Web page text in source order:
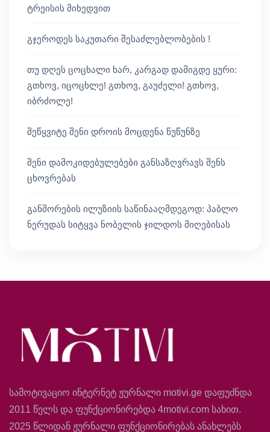
ტრეისის მიხედვით
გჯეროდეს საკუთარი შესაძლებლობების !
თუ დღეს ცოცხალი ხარ, კარგად დამიგდე ყური:
გთხოვ, იცოცხლე! გთხოვ, გაუძელი! გთხოვ,
იბრძოლე!
შეწყვიტე შენი დროის მოცდენა წუწუნზე
შენი დამოკიდებულებები განსაზღვრავს შენს
ცხოვრებას
განშორების ილუზიის საწინააღმდეგოდ: პაბლო
ნერუდას სიტყვა ნობელის ჯილდოს მიღებისას
სამოტივაციო ინტერნეტ ჟურნალი motivi.ge დაფუძნდა
2011 წელს და ფუნქციონირებდა 4motivi.com სახით.
2025 წლიდან ჟურნალი ფუნქციონირებას ანახლებს